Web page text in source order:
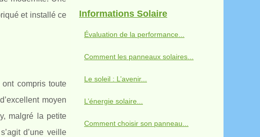
et installé ce
compris toute
moyen
malgré la petite
d’une veille
Informations Solaire
Évaluation de la performance...
Comment les panneaux solaires...
Le soleil : L’avenir...
L’énergie solaire...
Comment choisir son panneau...